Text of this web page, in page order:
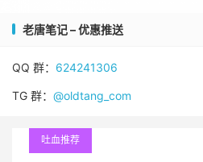
老唐笔记 – 优惠推送
QQ 群： 624241306
TG 群： @oldtang_com
吐血推荐